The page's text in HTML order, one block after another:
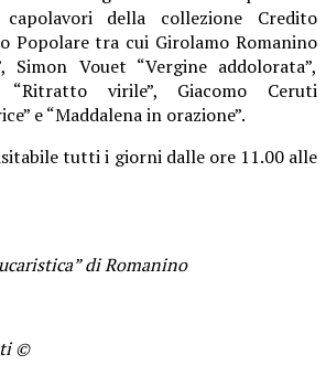
capolavori della collezione Credito
Popolare tra cui Girolamo Romanino
Simon Vouet “Vergine addolorata”,
virile”, Giacomo Ceruti
e “Maddalena in orazione”.
tutti i giorni dalle ore 11.00 alle
di Romanino
©